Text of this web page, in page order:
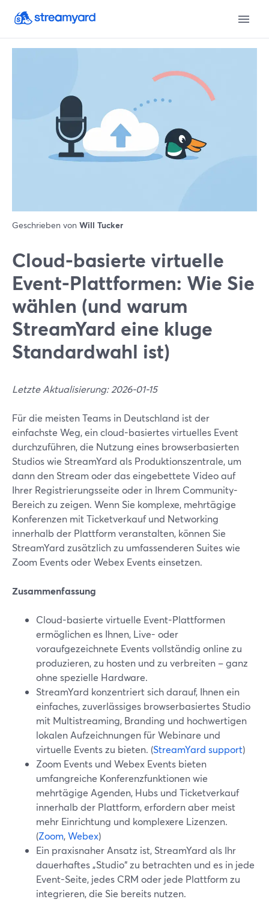
Geschrieben von Will Tucker
Cloud-basierte virtuelle
Event-Plattformen: Wie Sie
wählen (und warum
StreamYard eine kluge
Standardwahl ist)
Letzte Aktualisierung: 2026-01-15
Für die meisten Teams in Deutschland ist der
einfachste Weg, ein cloud-basiertes virtuelles Event
durchzuführen, die Nutzung eines browserbasierten
Studios wie StreamYard als Produktionszentrale, um
dann den Stream oder das eingebettete Video auf
Ihrer Registrierungsseite oder in Ihrem Community-
Bereich zu zeigen. Wenn Sie komplexe, mehrtägige
Konferenzen mit Ticketverkauf und Networking
innerhalb der Plattform veranstalten, können Sie
StreamYard zusätzlich zu umfassenderen Suites wie
Zoom Events oder Webex Events einsetzen.
Zusammenfassung
Cloud-basierte virtuelle Event-Plattformen
ermöglichen es Ihnen, Live- oder
voraufgezeichnete Events vollständig online zu
produzieren, zu hosten und zu verbreiten – ganz
ohne spezielle Hardware.
StreamYard konzentriert sich darauf, Ihnen ein
einfaches, zuverlässiges browserbasiertes Studio
mit Multistreaming, Branding und hochwertigen
lokalen Aufzeichnungen für Webinare und
virtuelle Events zu bieten. (StreamYard support)
Zoom Events und Webex Events bieten
umfangreiche Konferenzfunktionen wie
mehrtägige Agenden, Hubs und Ticketverkauf
innerhalb der Plattform, erfordern aber meist
mehr Einrichtung und komplexere Lizenzen.
(Zoom,Webex)
Ein praxisnaher Ansatz ist, StreamYard als Ihr
dauerhaftes „Studio“ zu betrachten und es in jede
Event-Seite, jedes CRM oder jede Plattform zu
integrieren, die Sie bereits nutzen.